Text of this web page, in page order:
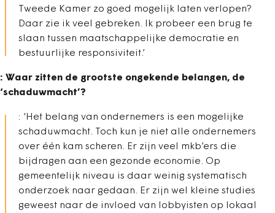
Tweede Kamer zo goed mogelijk laten verlopen?
Daar zie ik veel gebreken. Ik probeer een brug te
slaan tussen maatschappelijke democratie en
bestuurlijke responsiviteit.’
: Waar zitten de grootste ongekende belangen, de
‘schaduwmacht’?
: ‘Het belang van ondernemers is een mogelijke
schaduwmacht. Toch kun je niet alle ondernemers
over één kam scheren. Er zijn veel mkb’ers die
bijdragen aan een gezonde economie. Op
gemeentelijk niveau is daar weinig systematisch
onderzoek naar gedaan. Er zijn wel kleine studies
geweest naar de invloed van lobbyisten op lokaal